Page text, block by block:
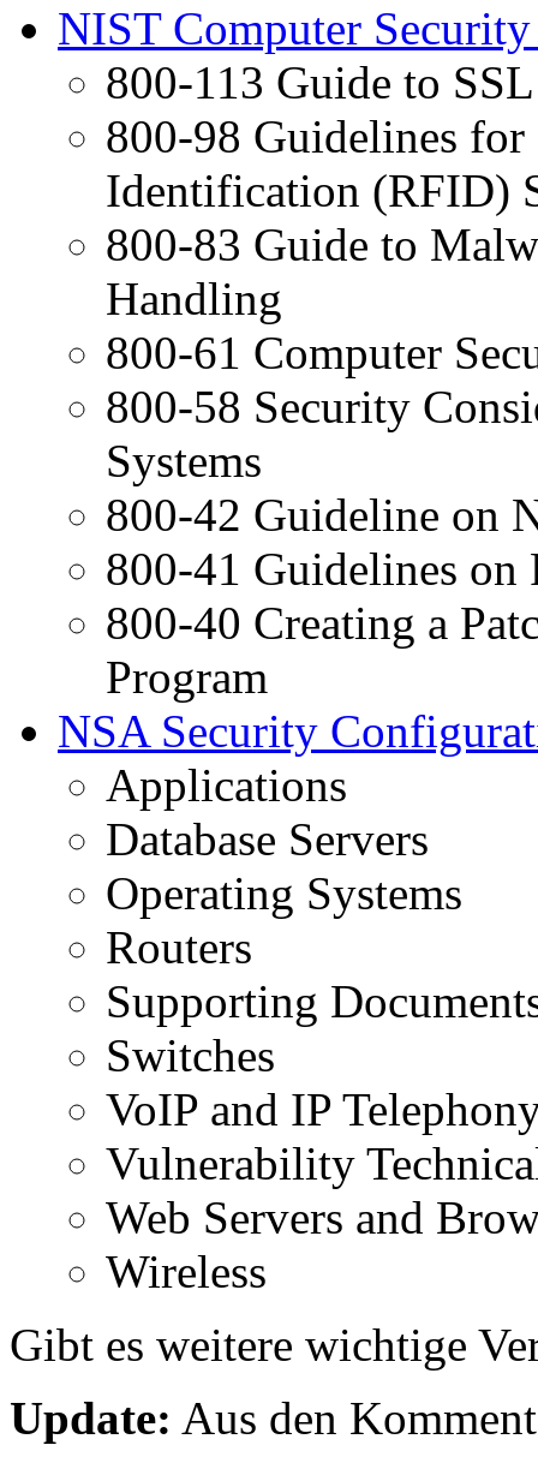
NIST Computer
800-113 Guide to
800-98 Guidelines
Identification (RFID)
800-83 Guide to
Handling
800-61 Computer
800-58 Security
Systems
800-42 Guideline on
800-41 Guidelines
800-40 Creating a
Program
NSA Security
Applications
Database Servers
Operating Systems
Routers
Supporting
Switches
VoIP and IP
Vulnerability
Web Servers and
Wireless
Gibt es weitere wichtige
Update: Aus den